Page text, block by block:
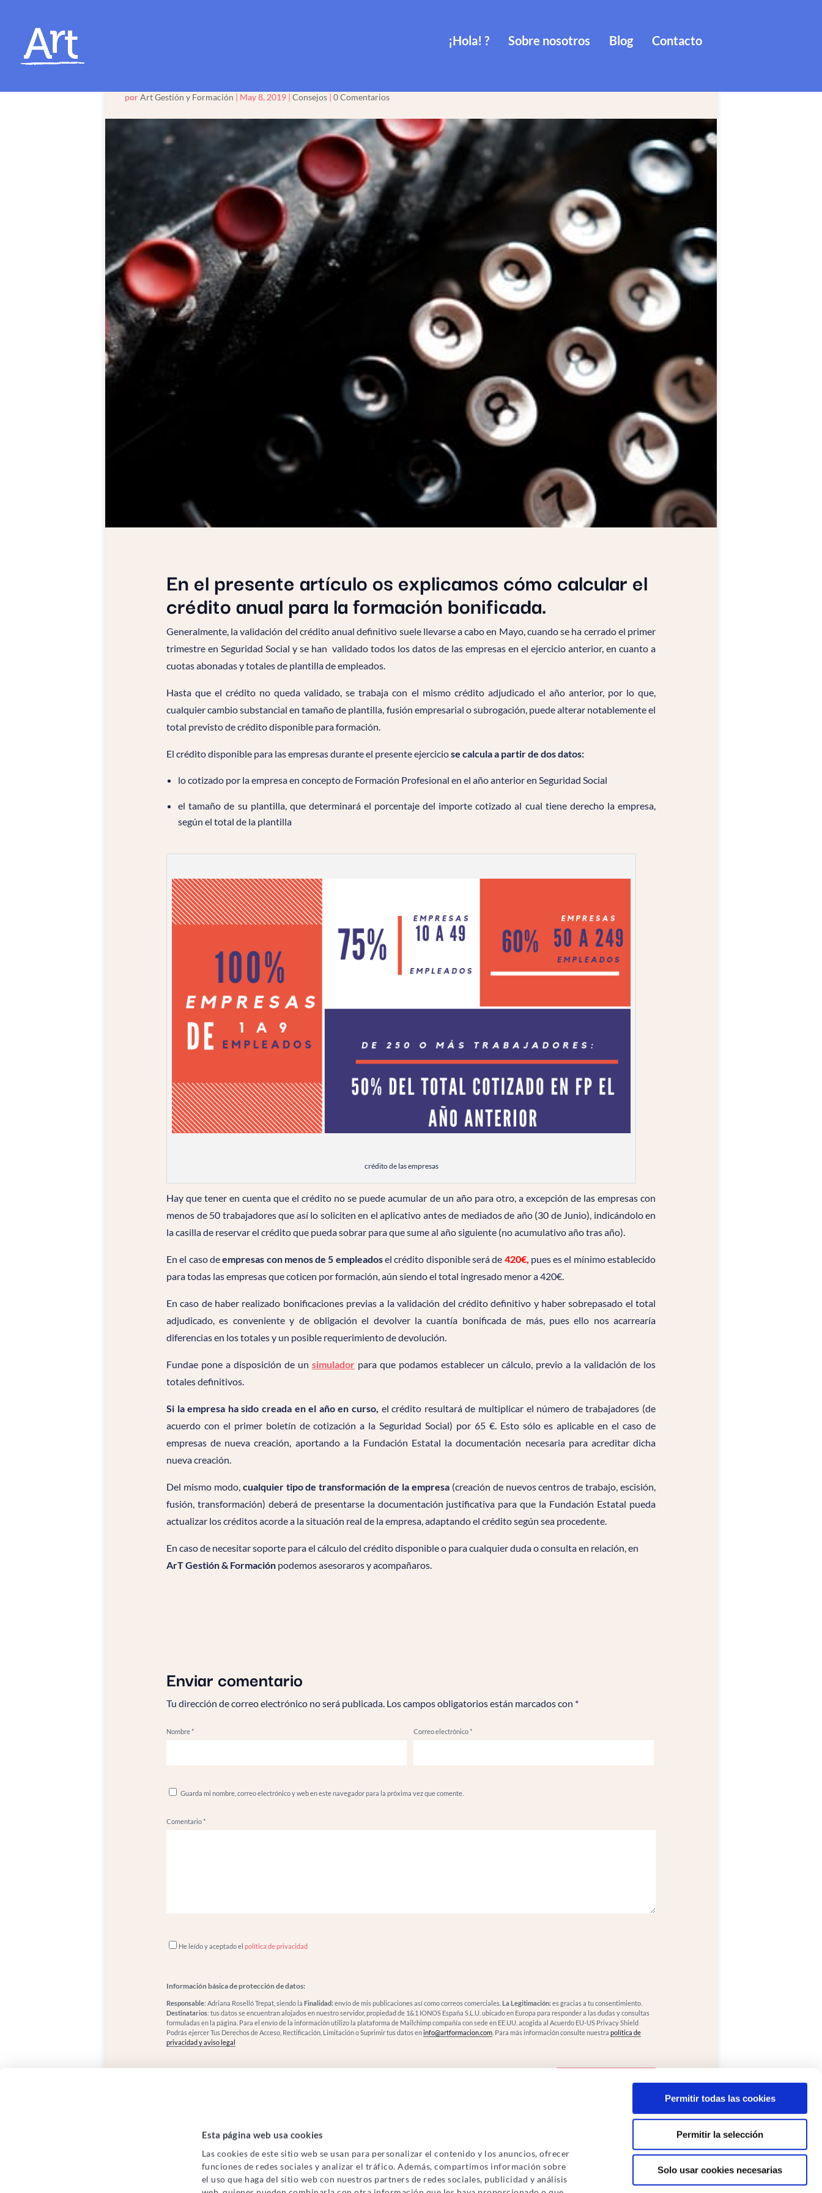
Esta página web usa cookies
Las cookies de este sitio web se usan para personalizar el contenido y los anuncios, ofrecer
funciones de redes sociales y analizar el tráfico. Además, compartimos información sobre
el uso que haga del sitio web con nuestros partners de redes sociales, publicidad y análisis
Permitir todas las cookies
Permitir la selección
Solo usar cookies necesarias
¡Hola! ? Sobre nosotros Blog Contacto
porArt Gestión y Formación | May 8, 2019 | Consejos | 0 Comentarios
En el presente artículo os explicamos cómo calcular el
crédito anual para la formación bonificada.
Generalmente, la validación del crédito anual definitivo suele llevarse a cabo en Mayo, cuando se ha cerrado el primer
trimestre en Seguridad Social y se han validado todos los datos de las empresas en el ejercicio anterior, en cuanto a
cuotas abonadas y totales de plantilla de empleados.
Hasta que el crédito no queda validado, se trabaja con el mismo crédito adjudicado el año anterior, por lo que,
cualquier cambio substancial en tamaño de plantilla, fusión empresarial o subrogación, puede alterar notablemente el
total previsto de crédito disponible para formación.
El crédito disponible para las empresas durante el presente ejerciciose calcula a partir de dos datos:
lo cotizado por la empresa en concepto de Formación Profesional en el año anterior en Seguridad Social
el tamaño de su plantilla, que determinará el porcentaje del importe cotizado al cual tiene derecho la empresa,
según el total de la plantilla
crédito de las empresas
Hay que tener en cuenta que el crédito no se puede acumular de un año para otro, a excepción de las empresas con
menos de 50 trabajadores que así lo soliciten en el aplicativo antes de mediados de año (30 de Junio), indicándolo en
la casilla de reservar el crédito que pueda sobrar para que sume al año siguiente (no acumulativo año tras año).
En el caso deempresas con menos de 5 empleadosel crédito disponible será de 420€, pues es el mínimo establecido
para todas las empresas que coticen por formación, aún siendo el total ingresado menor a 420€.
En caso de haber realizado bonificaciones previas a la validación del crédito definitivo y haber sobrepasado el total
adjudicado, es conveniente y de obligación el devolver la cuantía bonificada de más, pues ello nos acarrearía
diferencias en los totales y un posible requerimiento de devolución.
Fundae pone a disposición de un simulador para que podamos establecer un cálculo, previo a la validación de los
totales definitivos.
Si la empresa ha sido creada en el año en curso, el crédito resultará de multiplicar el número de trabajadores (de
acuerdo con el primer boletín de cotización a la Seguridad Social) por 65 €. Esto sólo es aplicable en el caso de
empresas de nueva creación, aportando a la Fundación Estatal la documentación necesaria para acreditar dicha
nueva creación.
Del mismo modo, cualquier tipo de transformación de la empresa(creación de nuevos centros de trabajo, escisión,
fusión, transformación) deberá de presentarse la documentación justificativa para que la Fundación Estatal pueda
actualizar los créditos acorde a la situación real de la empresa, adaptando el crédito según sea procedente.
En caso de necesitar soporte para el cálculo del crédito disponible o para cualquier duda o consulta en relación, en
ArT Gestión & Formación podemos asesoraros y acompañaros.
Enviar comentario
Tu dirección de correo electrónico no será publicada. Los campos obligatorios están marcados con *
Nombre* Correo electrónico*
Guarda mi nombre, correo electrónico y web en este navegador para la próxima vez que comente.
Comentario*
He leído y aceptado el política de privacidad
Información básica de protección de datos:
Responsable: Adriana Roselló Trepat, siendo la Finalidad: envío de mis publicaciones así como correos comerciales. La Legitimación: es gracias a tu consentimiento.
Destinatarios: tus datos se encuentran alojados en nuestro servidor, propiedad de 1&1 IONOS España S.L.U. ubicado en Europa para responder a las dudas y consultas
formuladas en la página. Para el envío de la información utilizo la plataforma de Mailchimp compañía con sede en EE.UU. acogida al Acuerdo EU-US Privacy Shield
Podrás ejercer Tus Derechos de Acceso, Rectificación, Limitación o Suprimir tus datos eninfo@artformacion.com . Para más información consulte nuestra política de
privacidad y aviso legal